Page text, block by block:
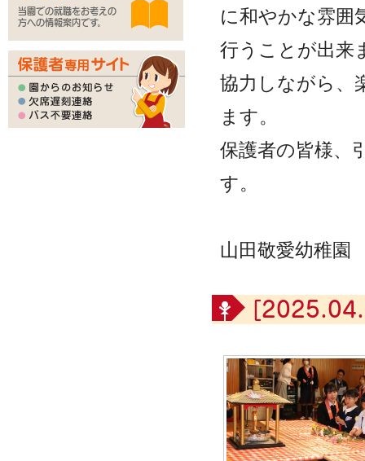
に和やかな雰囲
行うことが出来
協力しながら、
ます。
保護者の皆様、
す。
山田敬愛幼稚
当園での就職をお考えの
方への情報案内です。